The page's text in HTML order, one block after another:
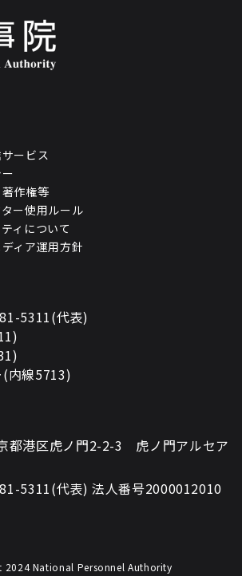
ービス
作権等
ー使用ルール
ィについて
ィア運用方針
5311(代表)
(内線5713)
都港区虎ノ門2-2-3 虎ノ門アルセア
5311(代表) 法人番号2000012010
2024 National Personnel Authority